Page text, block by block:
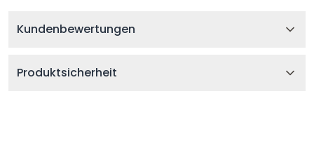
Kundenbewertungen
Produktsicherheit